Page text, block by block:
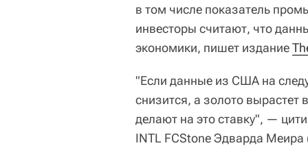
в том числе показатель
инвесторы считают, что
экономики, пишет издание
"Если данные из США на
снизится, а золото вырастет
делают на это ставку", —
INTL FCStone Эдварда Меира